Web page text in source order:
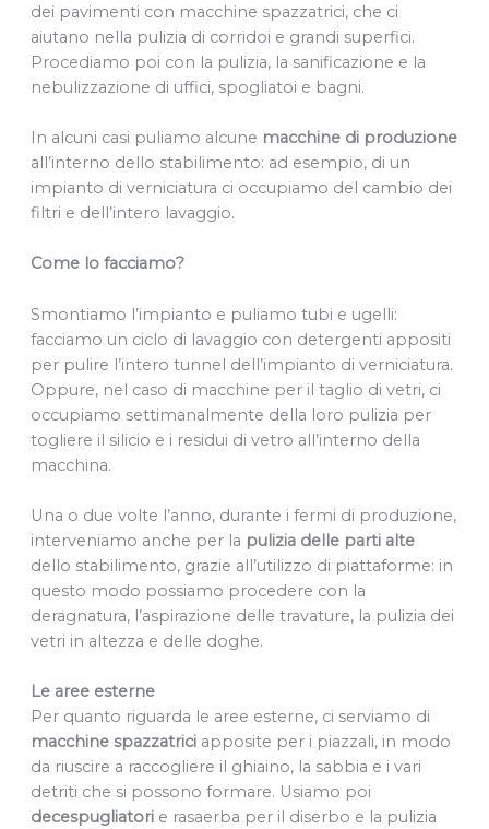
dei pavimenti con macchine spazzatrici, che ci
aiutano nella pulizia di corridoi e grandi superfici.
Procediamo poi con la pulizia, la sanificazione e la
nebulizzazione di uffici, spogliatoi e bagni.
In alcuni casi puliamo alcune macchine di produzione
all’interno dello stabilimento: ad esempio, di un
impianto di verniciatura ci occupiamo del cambio dei
filtri e dell’intero lavaggio.
Come lo facciamo?
Smontiamo l’impianto e puliamo tubi e ugelli:
facciamo un ciclo di lavaggio con detergenti appositi
per pulire l’intero tunnel dell’impianto di verniciatura.
Oppure, nel caso di macchine per il taglio di vetri, ci
occupiamo settimanalmente della loro pulizia per
togliere il silicio e i residui di vetro all’interno della
macchina.
Una o due volte l’anno, durante i fermi di produzione,
interveniamo anche per la pulizia delle parti alte
dello stabilimento, grazie all’utilizzo di piattaforme: in
questo modo possiamo procedere con la
deragnatura, l’aspirazione delle travature, la pulizia dei
vetri in altezza e delle doghe.
Le aree esterne
Per quanto riguarda le aree esterne, ci serviamo di
macchine spazzatriciapposite per i piazzali, in modo
da riuscire a raccogliere il ghiaino, la sabbia e i vari
detriti che si possono formare. Usiamo poi
decespugliatori e rasaerba per il diserbo e la pulizia